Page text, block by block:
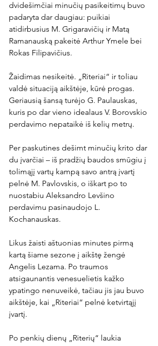
dvidešimčiai minučių pasikeitimų buvo
padaryta dar daugiau: puikiai
atidirbusius M. Grigaravičių ir Matą
Ramanauską pakeitė Arthur Ymele bei
Rokas Filipavičius.
Žaidimas nesikeitė. „Riteriai“ ir toliau
valdė situaciją aikštėje, kūrė progas.
Geriausią šansą turėjo G. Paulauskas,
kuris po dar vieno idealaus V. Borovskio
perdavimo nepataikė iš kelių metrų.
Per paskutines dešimt minučių krito dar
du įvarčiai – iš pradžių baudos smūgiu į
tolimąjį vartų kampą savo antrą įvartį
pelnė M. Pavlovskis, o iškart po to
nuostabiu Aleksandro Levšino
perdavimu pasinaudojo L.
Kochanauskas.
Likus žaisti aštuonias minutes pirmą
kartą šiame sezone į aikštę žengė
Angelis Lezama. Po traumos
atsigaunantis venesuelietis kažko
ypatingo nenuveikė, tačiau jis jau buvo
aikštėje, kai „Riteriai“ pelnė ketvirtąjį
įvartį.
Po penkių dienų „Riterių“ laukia